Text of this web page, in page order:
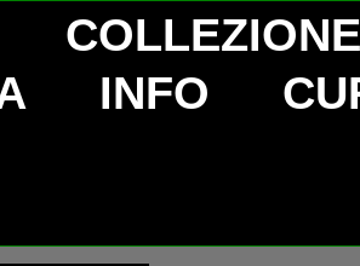
COLLEZIONE
INFO